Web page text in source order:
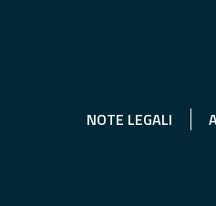
NOTE LEGALI